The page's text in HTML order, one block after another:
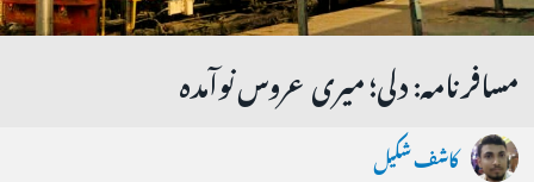
مسافر نامہ: دلی؛ میری عروس نوآمدہ
کاشف شکیل